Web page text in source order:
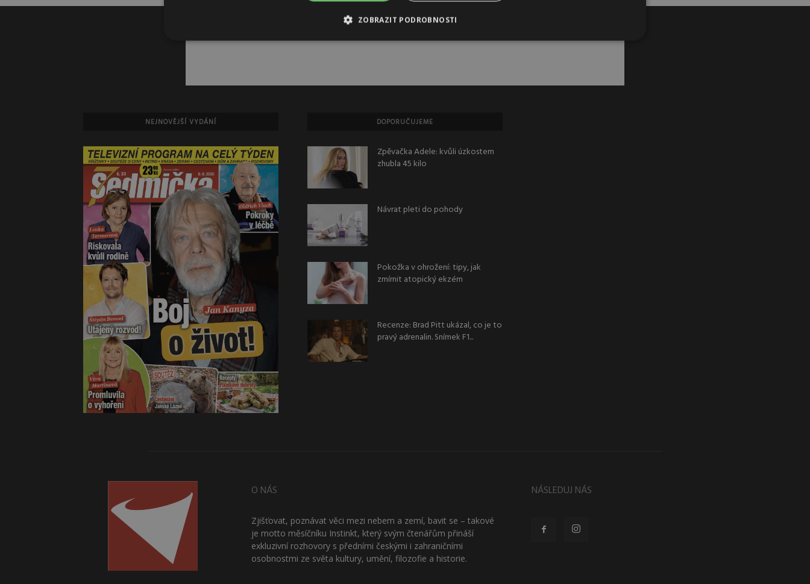
Reklama
NEJNOVĚJŠÍ VYDÁNÍ DOPORUČUJEME
Zpěvačka Adele: kvůli úzkostem
zhubla 45 kilo
Návrat pleti do pohody
Pokožka v ohrožení: tipy, jak
zmírnit atopický ekzém
Recenze: Brad Pitt ukázal, co je to
pravý adrenalin. Snímek F1...
O NÁS
Zjišťovat, poznávat věci mezi nebem a zemí, bavit se – takové
je motto měsíčníku Instinkt, který svým čtenářům přináší
exkluzivní rozhovory s předními českými i zahraničními
osobnostmi ze světa kultury, umění, filozofie a historie.
NÁSLEDUJ NÁS
ZOBRAZIT PODROBNOSTI